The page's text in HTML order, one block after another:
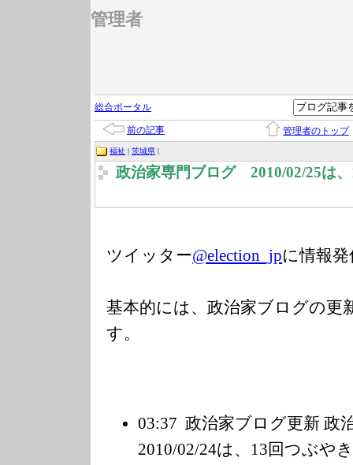
管理者
総合ポータル
前の記事 管理者のトップ
福祉 | 茨城県 |
政治家専門ブログ 2010/02/25は
ツイッター@election_jpに情報
基本的には、政治家ブログの更
す。
03:37 政治家ブログ更新
2010/02/24は、13回つぶや